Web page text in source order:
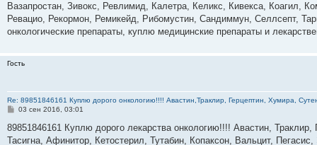
и
е
Вазапростан, Зивокс, Ревлимид, Калетра, Келикс, Кивекса, Коагил,
Ревацио, Рекормон, Ремикейд, Рибомустин, Сандиммун, Селлсепт,
онкологические препараты, куплю медицинские препараты и
Гость
Re: 89851846161 Куплю дорого онкологию!!!! Авастин,Траклир, Герцептин, Хумира,
С
о
щ
03 сен 2016, 03:01
89851846161 Куплю дорого лекарства онкологию!!!! Авастин,
Тасигна, Афинитор, Кетостерил, Тутабин, Копаксон, Вальцит,